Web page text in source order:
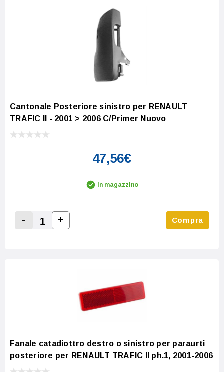
Cantonale Posteriore sinistro per RENAULT
TRAFIC II - 2001 > 2006 C/Primer Nuovo
47,56€
In magazzino
Decrease Quantity:
-
Increase Quantity:
+ Compra
Fanale catadiottro destro o sinistro per paraurti
posteriore per RENAULT TRAFIC II ph.1, 2001-2006